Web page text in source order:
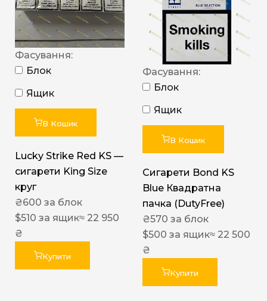
Фасування:
Блок
Ящик
В Кошик
Lucky Strike Red KS —
сигарети King Size
круг
₴600 за блок
$510 за ящик≈ 22 950
₴
Купити
Фасування:
Блок
Ящик
В Кошик
Сигарети Bond KS
Blue Квадратна
пачка (DutyFree)
₴570 за блок
$500 за ящик≈ 22 500
₴
Купити